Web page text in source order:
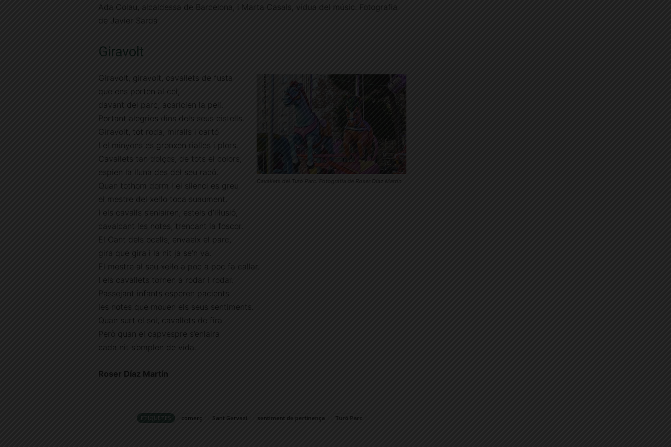
Ada Colau, alcaldessa de Barcelona, i Marta Casals, vídua del músic. Fotografia
de Javier Sardá
Giravolt
Cavallets del Turó Parc. Fotografia de Roser Díaz Martín
Giravolt, giravolt, cavallets de fusta
que ens porten al cel,
davant del parc, acaricien la pell.
Portant alegries dins dels seus cistells.
Giravolt, tot roda, miralls i cartó
I el minyons es gronxen rialles i plors.
Cavallets tan dolços, de tots el colors,
espien la lluna des del seu racó.
Quan tothom dorm i el silenci es greu
el mestre del xel·lo toca suaument.
I els cavalls s’enlairen, estels d’il·lusió,
cavalcant les notes, trencant la foscor.
El Cant dels ocells, envaeix el parc,
gira que gira i la nit ja se’n va.
El mestre al seu xel·lo a poc a poc fa callar.
I els cavallets tornen a rodar i rodar.
Passejant infants esperen pacients
les notes que mouen els seus sentiments.
Quan surt el sol, cavallets de fira
Però quan el capvespre s’enlaira
cada nit s’omplen de vida.
Roser Díaz Martín
ETIQUETES comerç Sant Gervasi sentiment de pertinença Turó Parc